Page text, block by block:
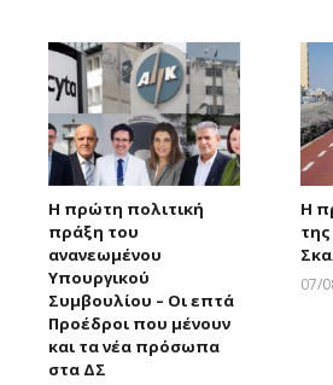
Η πρώτη πολιτική
πράξη του
ανανεωμένου
Υπουργικού
Συμβουλίου – Οι επτά
Προέδροι που μένουν
και τα νέα πρόσωπα
στα ΔΣ
Η
07/